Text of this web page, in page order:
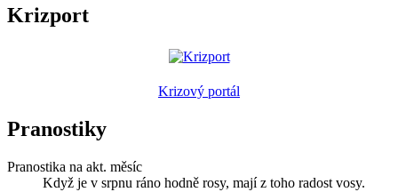
Krizport
Krizový portál
Pranostiky
Pranostika na akt. měsíc
Když je v srpnu ráno hodně rosy, mají z toho radost vosy.